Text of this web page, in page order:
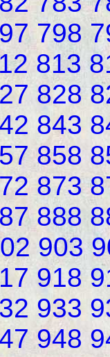
798
813
828
843
858
873
888
903
918
933
948